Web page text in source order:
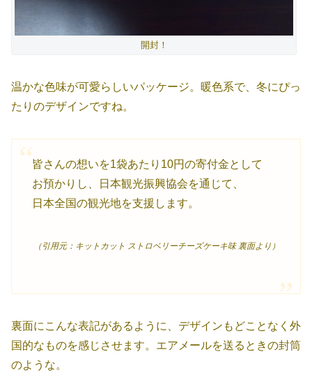
開封！
温かな色味が可愛らしいパッケージ。暖色系で、冬にぴっ
たりのデザインですね。
皆さんの想いを1袋あたり10円の寄付金として
お預かりし、日本観光振興協会を通じて、
日本全国の観光地を支援します。
（引用元：キットカット ストロベリーチーズケーキ味 裏面より）
裏面にこんな表記があるように、デザインもどことなく外
国的なものを感じさせます。エアメールを送るときの封筒
のような。